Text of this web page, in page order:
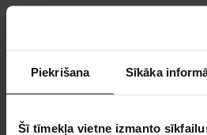
Piekrišana Sīkāka
Šī tīmekļa vietne izmanto
prasmēm būtu iespēja izbaudīt